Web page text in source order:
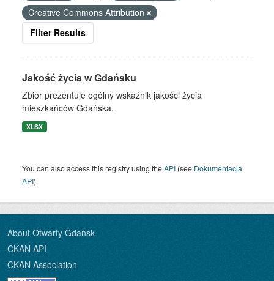
Creative Commons Attribution
Filter Results
Jakość życia w Gdańsku
Zbiór prezentuje ogólny wskaźnik jakości życia
mieszkańców Gdańska.
XLSX
You can also access this registry using theAPI (see Dokumentacja
API).
About Otwarty Gdańsk
CKAN API
CKAN Association